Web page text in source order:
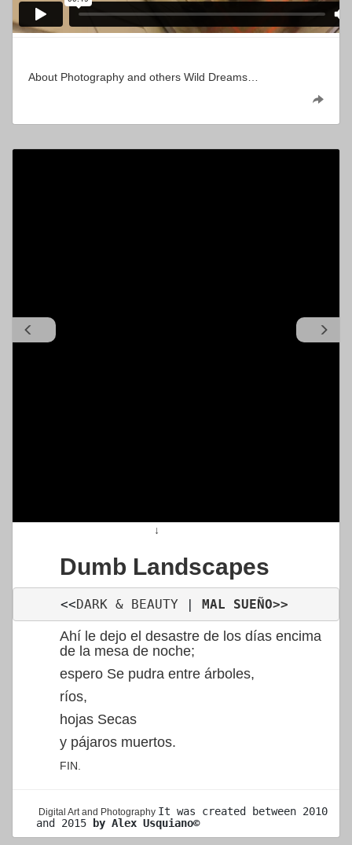
About Photography and others Wild Dreams…
↓
Dumb Landscapes
<<DARK & BEAUTY | MAL SUEÑO>>
Ahí le dejo el desastre de los días encima
de la mesa de noche;
espero Se pudra entre árboles,
ríos,
hojas Secas
y pájaros muertos.
FIN.
Digital Art and Photography It was created
between 2010
and 2015
by Alex Usquiano©